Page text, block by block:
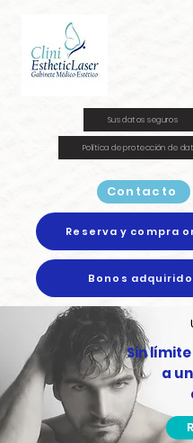
Contacto
Sus datos seguros
Política de protección de
Reserva y compra
Bonos
Sin
a